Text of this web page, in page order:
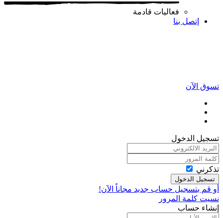
فعاليات قادمة
إتصل بنا
تسوق الآن
تسجيل الدخول
تذكرني
تسجيل الدخول
أو قم بتسجيل حساب جديد مجاناً الآن!
نسيت كلمة المرور
إنشاء حساب